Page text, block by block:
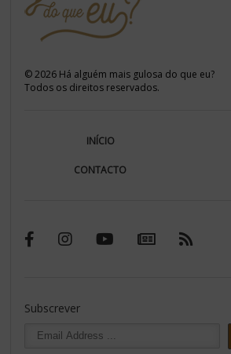
©2026 Há alguém mais gulosa do que eu?
Todos os direitos reservados.
INÍCIO
CONTACTO
Subscrever